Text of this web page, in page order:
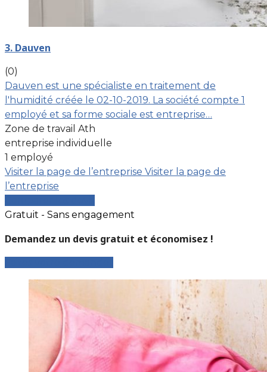
3. Dauven
(0)
Dauven est une spécialiste en traitement de
l'humidité créée le 02-10-2019. La société compte 1
employé et sa forme sociale est entreprise…
Zone de travail Ath
entreprise individuelle
1 employé
Visiter la page de l’entreprise Visiter la page de
l’entreprise
Gratuit - Sans engagement
Demandez un devis gratuit et économisez !